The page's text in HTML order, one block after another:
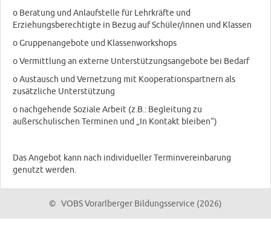
o Beratung und Anlaufstelle für Lehrkräfte und
Erziehungsberechtigte in Bezug auf Schüler/innen und Klassen
o Gruppenangebote und Klassenworkshops
o Vermittlung an externe Unterstützungsangebote bei Bedarf
o Austausch und Vernetzung mit Kooperationspartnern als
zusätzliche Unterstützung
o nachgehende Soziale Arbeit (z.B.: Begleitung zu
außerschulischen Terminen und „In Kontakt bleiben“)
Das Angebot kann nach individueller Terminvereinbarung
genutzt werden.
© VOBS Vorarlberger Bildungsservice (2026)